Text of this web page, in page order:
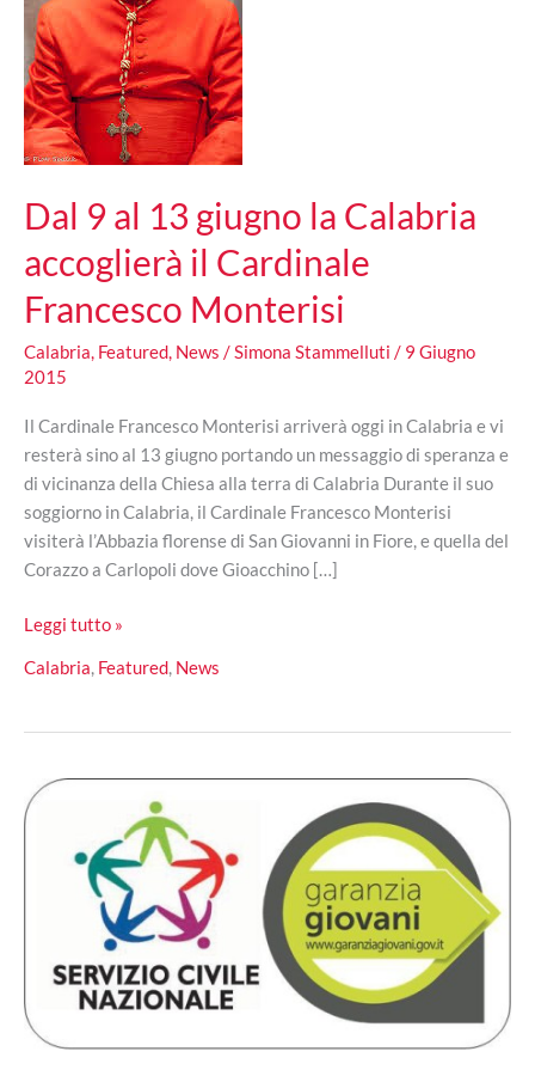
Dal 9 al 13 giugno la Calabria
accoglierà il Cardinale
Francesco Monterisi
Calabria, Featured, News /Simona Stammelluti / 9 Giugno
2015
Il Cardinale Francesco Monterisi arriverà oggi in Calabria e vi
resterà sino al 13 giugno portando un messaggio di speranza e
di vicinanza della Chiesa alla terra di Calabria Durante il suo
soggiorno in Calabria, il Cardinale Francesco Monterisi
visiterà l’Abbazia florense di San Giovanni in Fiore, e quella del
Corazzo a Carlopoli dove Gioacchino […]
Dal
al
giugno
Calabria
accoglierà
Cardinale
Francesco
Leggi tutto »
Calabria, Featured, News